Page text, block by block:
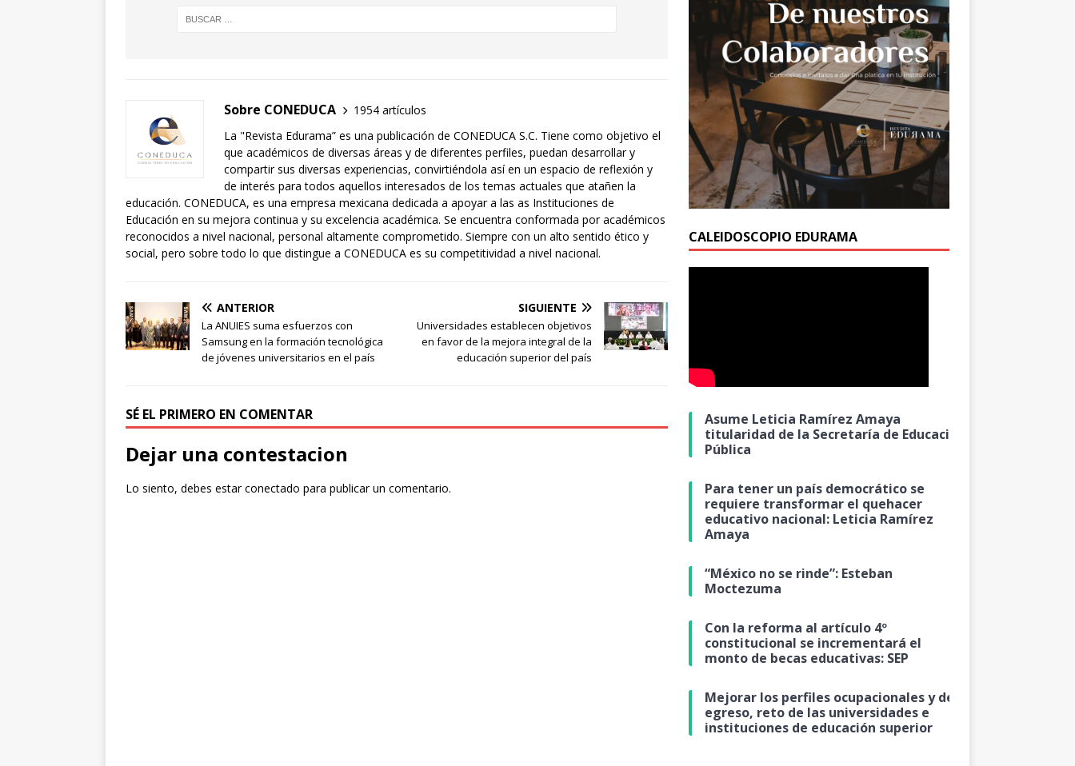
Sobre CONEDUCA
1954 artículos
La "Revista Edurama” es una publicación de CONEDUCA S.C. Tiene como objetivo el
que académicos de diversas áreas y de diferentes perfiles, puedan desarrollar y
compartir sus diversas experiencias, convirtiéndola así en un espacio de reflexión y
de interés para todos aquellos interesados de los temas actuales que atañen la
educación. CONEDUCA, es una empresa mexicana dedicada a apoyar a las as Instituciones de
Educación en su mejora continua y su excelencia académica. Se encuentra conformada por académicos
reconocidos a nivel nacional, personal altamente comprometido. Siempre con un alto sentido ético y
social, pero sobre todo lo que distingue a CONEDUCA es su competitividad a nivel nacional.
ANTERIOR
La ANUIES suma esfuerzos con
Samsung en la formación tecnológica
de jóvenes universitarios en el país
SIGUIENTE
Universidades establecen objetivos
en favor de la mejora integral de la
educación superior del país
SÉ EL PRIMERO EN COMENTAR
Dejar una contestacion
Lo siento, debes estarconectado para publicar un comentario.
CALEIDOSCOPIO EDURAMA
Asume Leticia Ramírez Amaya
titularidad de la Secretaría de Educación
Pública
Para tener un país democrático se
requiere transformar el quehacer
educativo nacional: Leticia Ramírez
Amaya
“México no se rinde”: Esteban
Moctezuma
Con la reforma al artículo 4º
constitucional se incrementará el
monto de becas educativas: SEP
Mejorar los perfiles ocupacionales y de
egreso, reto de las universidades e
instituciones de educación superior